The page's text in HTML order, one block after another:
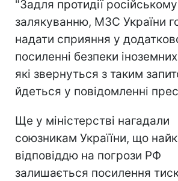
"Задля протидії російському
залякуванню, МЗС України
надати сприяння у
посиленні безпеки
які звернуться з таким
йдеться у повідомленні
Ще у міністерстві нагадали
союзникам Україїни, що
відповіддю на погрози РФ
залишається посилення